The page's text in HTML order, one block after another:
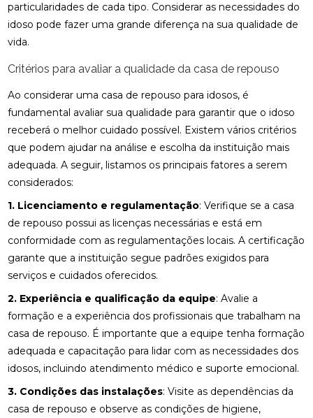
particularidades de cada tipo. Considerar as necessidades do
idoso pode fazer uma grande diferença na sua qualidade de
vida.
Critérios para avaliar a qualidade da casa de repouso
Ao considerar uma casa de repouso para idosos, é
fundamental avaliar sua qualidade para garantir que o idoso
receberá o melhor cuidado possível. Existem vários critérios
que podem ajudar na análise e escolha da instituição mais
adequada. A seguir, listamos os principais fatores a serem
considerados:
1. Licenciamento e regulamentação: Verifique se a casa
de repouso possui as licenças necessárias e está em
conformidade com as regulamentações locais. A certificação
garante que a instituição segue padrões exigidos para
serviços e cuidados oferecidos.
2. Experiência e qualificação da equipe: Avalie a
formação e a experiência dos profissionais que trabalham na
casa de repouso. É importante que a equipe tenha formação
adequada e capacitação para lidar com as necessidades dos
idosos, incluindo atendimento médico e suporte emocional.
3. Condições das instalações: Visite as dependências da
casa de repouso e observe as condições de higiene,